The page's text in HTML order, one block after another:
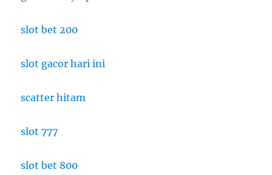
slot bet 200
slot gacor hari ini
scatter hitam
slot 777
slot bet 800